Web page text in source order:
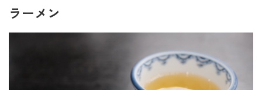
ラーメン